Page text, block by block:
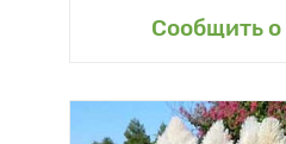
Сообщить